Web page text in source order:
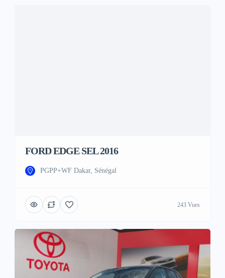
FORD EDGE SEL 2016
PGPP+WF Dakar, Sénégal
243 Vues